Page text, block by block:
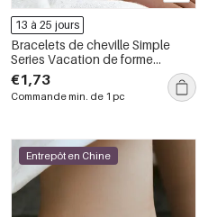
13 à 25 jours
Bracelets de cheville Simple
Series Vacation de forme
irrégulière à pompon, couleur
cuivre et or
€1,73
Commande min. de 1 pc
Entrepôt en Chine